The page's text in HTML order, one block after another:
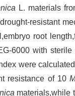
L. materials
resistant
root
6000 with
were
resistance of 10
materials,while